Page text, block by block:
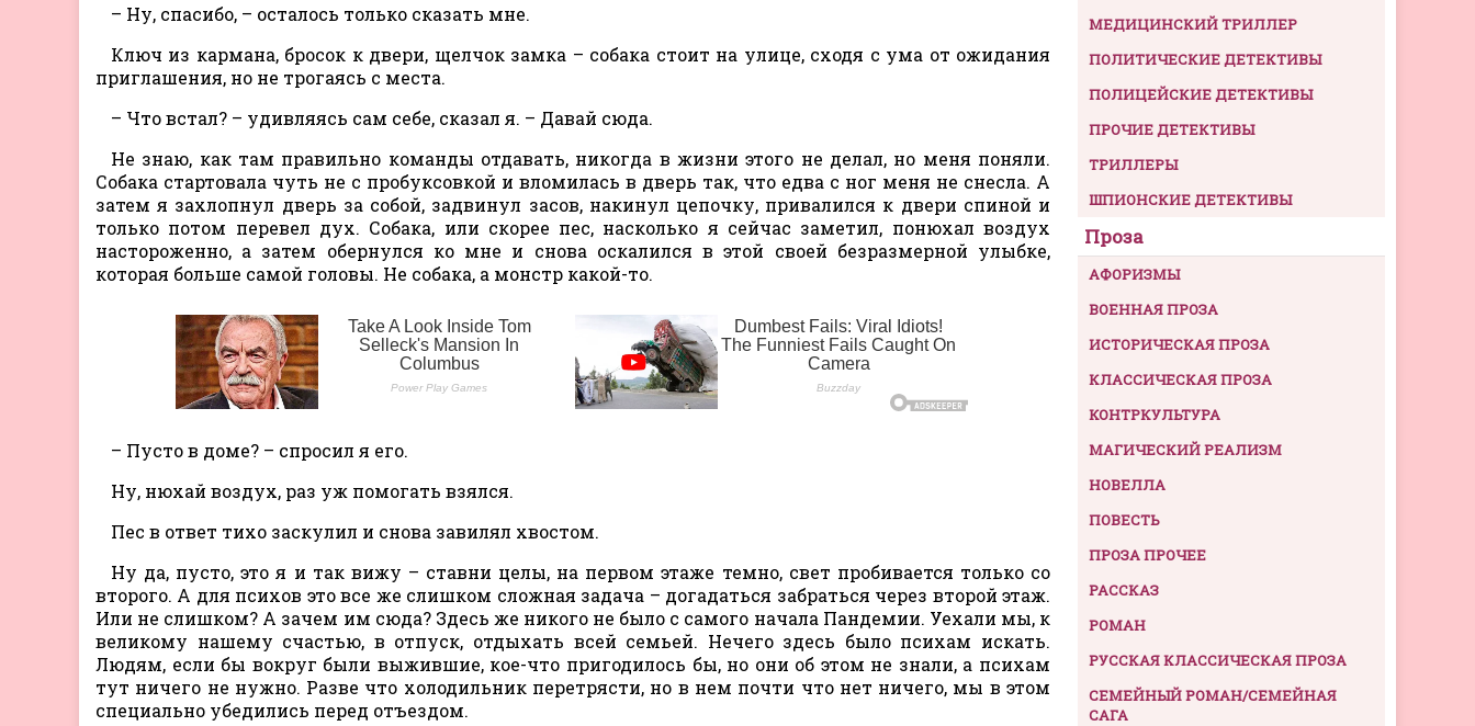
– Ну, спасибо, – осталось только сказать мне.
Ключ из кармана, бросок к двери, щелчок замка – собака стоит на улице, сходя с ума от ожидания
приглашения, но не трогаясь с места.
– Что встал? – удивляясь сам себе, сказал я. – Давай сюда.
Не знаю, как там правильно команды отдавать, никогда в жизни этого не делал, но меня поняли.
Собака стартовала чуть не с пробуксовкой и вломилась в дверь так, что едва с ног меня не снесла. А
затем я захлопнул дверь за собой, задвинул засов, накинул цепочку, привалился к двери спиной и
только потом перевел дух. Собака, или скорее пес, насколько я сейчас заметил, понюхал воздух
настороженно, а затем обернулся ко мне и снова оскалился в этой своей безразмерной улыбке,
которая больше самой головы. Не собака, а монстр какой-то.
– Пусто в доме? – спросил я его.
Ну, нюхай воздух, раз уж помогать взялся.
Пес в ответ тихо заскулил и снова завилял хвостом.
Ну да, пусто, это я и так вижу – ставни целы, на первом этаже темно, свет пробивается только со
второго. А для психов это все же слишком сложная задача – догадаться забраться через второй этаж.
Или не слишком? А зачем им сюда? Здесь же никого не было с самого начала Пандемии. Уехали мы, к
великому нашему счастью, в отпуск, отдыхать всей семьей. Нечего здесь было психам искать.
Людям, если бы вокруг были выжившие, кое-что пригодилось бы, но они об этом не знали, а психам
тут ничего не нужно. Разве что холодильник перетрясти, но в нем почти что нет ничего, мы в этом
специально убедились перед отъездом.
МЕДИЦИНСКИЙ ТРИЛЛЕР
ПОЛИТИЧЕСКИЕ ДЕТЕКТИВЫ
ПОЛИЦЕЙСКИЕ ДЕТЕКТИВЫ
ПРОЧИЕ ДЕТЕКТИВЫ
ТРИЛЛЕРЫ
ШПИОНСКИЕ ДЕТЕКТИВЫ
Проза
АФОРИЗМЫ
ВОЕННАЯ ПРОЗА
ИСТОРИЧЕСКАЯ ПРОЗА
КЛАССИЧЕСКАЯ ПРОЗА
КОНТРКУЛЬТУРА
МАГИЧЕСКИЙ РЕАЛИЗМ
НОВЕЛЛА
ПОВЕСТЬ
ПРОЗА ПРОЧЕЕ
РАССКАЗ
РОМАН
РУССКАЯ КЛАССИЧЕСКАЯ ПРОЗА
СЕМЕЙНЫЙ РОМАН/СЕМЕЙНАЯ
САГА